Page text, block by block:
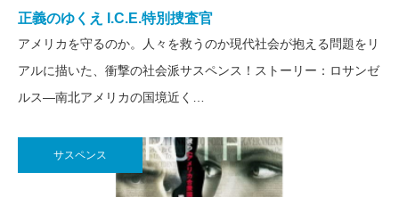
正義のゆくえ I.C.E.特別捜査官
アメリカを守るのか。人々を救うのか現代社会が抱える問題をリ
アルに描いた、衝撃の社会派サスペンス！ストーリー：ロサンゼ
ルス―南北アメリカの国境近く…
サスペンス